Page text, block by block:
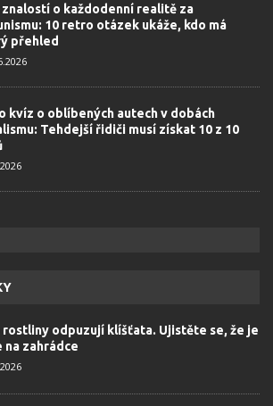
znalostí o každodenní realitě za
10 retro otázek ukáže, kdo má
přehled
kvíz o oblíbených autech v dobách
Tehdejší řidiči musí získat 10 z 10
rostliny odpuzují klíšťata. Ujistěte se, že je
na zahrádce